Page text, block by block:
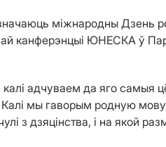
міжнародны
канферэнцыі ЮНЕСКА ў
адчуваем да яго самыя
Калі мы гаворым родную
з дзяцінства, і на якой